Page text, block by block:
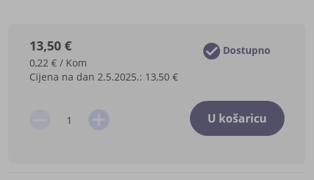
Dostupno
13,50 €
0,22 € / Kom
Cijena na dan 2.5.2025.: 13,50 €
U košaricu